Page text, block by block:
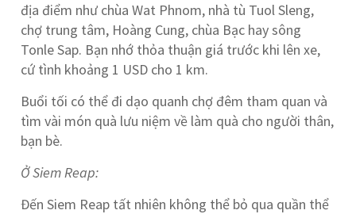
địa điểm như chùa Wat Phnom, nhà tù Tuol Sleng,
chợ trung tâm, Hoàng Cung, chùa Bạc hay sông
Tonle Sap. Bạn nhớ thỏa thuận giá trước khi lên xe,
cứ tình khoảng 1 USD cho 1 km.
Buổi tối có thể đi dạo quanh chợ đêm tham quan và
tìm vài món quà lưu niệm về làm quà cho người thân,
bạn bè.
Ở Siem Reap:
Đến Siem Reap tất nhiên không thể bỏ qua quần thể